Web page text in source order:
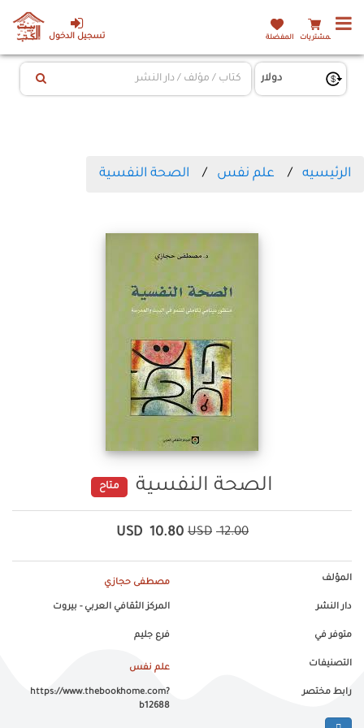
تسجيل الدخول المشتريات المفضلة
الرئيسيه علم نفس الصحة النفسية
الصحة النفسية متاح
12.00
USD
10.80
USD
المؤلف مصطفى حجازي
دار النشر المركز الثقافي العربي - بيروت
متوفر في فرع جليم
التصنيفات علم نفس
رابط مختصر
https://www.thebookhome.com?
b12688